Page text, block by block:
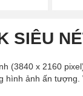
SIÊU
(3840 x 2160
ảnh ấn